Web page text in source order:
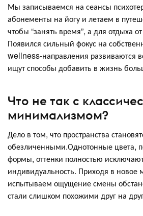
Мы записываемся на сеансы
абонементы на йогу и летаем в
чтобы “занять время”, а для отдыха
Появился сильный фокус на
wellness-направления развиваются
ищут способы добавить в жизнь
Что не так с
минимализмом?
Дело в том, что пространства
обезличенными.Однотонные цвета,
формы, оттенки полностью
индивидуальность. Приходя в
испытываем ощущение смены
стали слишком похожими друг на